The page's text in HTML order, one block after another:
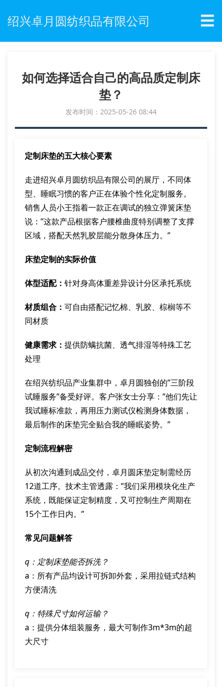
绍兴卓月圆纺织品有限公司 ☰
如何选择适合自己的高品质定制床
垫？
发布时间：2025-05-26 08:44
定制床垫的五大核心要素
走进绍兴卓月圆纺织品有限公司的展厅，不同体
型、睡眠习惯的客户正在体验个性化定制服务。
销售人员小王指着一款正在调试的独立弹簧床垫
说：”这款产品根据客户腰椎曲度特别调整了支撑
区域，搭配天然乳胶层能分散身体压力。”
床垫定制的实际价值
体型适配： 针对身高体重差异设计分区承托系统
材质组合： 可自由搭配记忆棉、乳胶、棕榈等不
同材质
健康需求： 提供防螨抗菌、透气排湿等特殊工艺
处理
在绍兴纺织品产业集群中，卓月圆独创的”三阶段
试睡服务”备受好评。客户张女士分享：”他们先让
我试睡标准款，再用压力测试仪检测身体数据，
最后制作的床垫完全贴合我的睡眠姿势。”
定制流程解密
从初次沟通到成品交付，卓月圆床垫定制需经历
12道工序。技术主管透露：”我们采用模块化生产
系统，既能保证定制精度，又可控制生产周期在
15个工作日内。”
常见问题解答
q：定制床垫能否拆洗？
a：所有产品均设计可拆卸外套，采用拉链式结构
方便清洗
q：特殊尺寸如何运输？
a：提供分体组装服务，最大可制作3m*3m的超
大尺寸